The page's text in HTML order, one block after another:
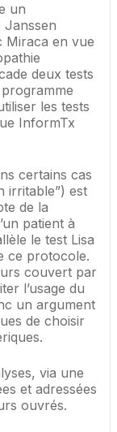
un
Janssen
Miraca en vue
deux tests
les tests
InformTx
certains cas
irritable”) est
de la
patient à
le test Lisa
ce protocole.
couvert par
l’usage du
un argument
de choisir
via une
et adressées
ouvrés.